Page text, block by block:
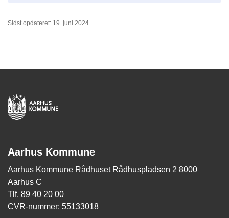
Sidst opdateret: 19. juni 2024
Aarhus Kommune
Aarhus Kommune Rådhuset Rådhuspladsen 2 8000
Aarhus C
Tlf. 89 40 20 00
CVR-nummer: 55133018